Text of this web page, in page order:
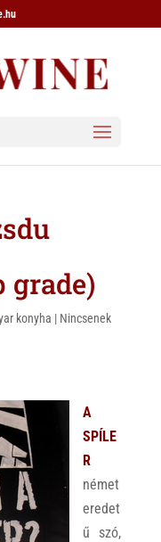
grade)
konyha | Nincsenek
A
SPÍLE
R
német
eredet
ű szó,